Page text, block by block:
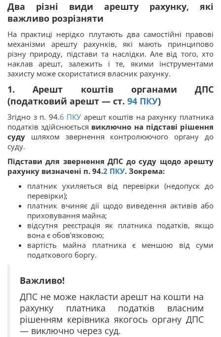
Два різні види арешту рахунку, які
важливо розрізняти
На практиці нерідко плутають два самостійні правові
механізми арешту рахунків, які мають принципово
різну природу, підстави та наслідки. Але від того, хто
наклав арешт, залежить і те, якими інструментами
захисту може скористатися власник рахунку.
1. Арешт коштів органами ДПС
(податковий арешт — ст. 94 ПКУ)
Згідно з п. 94.6 ПКУ арешт коштів на рахунку платника
податків здійснюється виключно на підставі рішення
суду шляхом звернення контролюючого органу до
суду.
Підстави для звернення ДПС до суду щодо арешту
рахунку визначені п. 94.2 ПКУ. Зокрема:
платник ухиляється від перевірки (недопуск до
перевірки);
платник вчиняє дії щодо виведення активів або
приховування майна;
відсутня реєстрація як платника податків, якщо
вона є обов'язковою;
вартість майна платника є меншою від суми
податкового боргу.
Важливо!
ДПС не може накласти арешт на кошти на
рахунку платника податків власним
рішенням керівника якогось органу ДПС
— виключно через суд.